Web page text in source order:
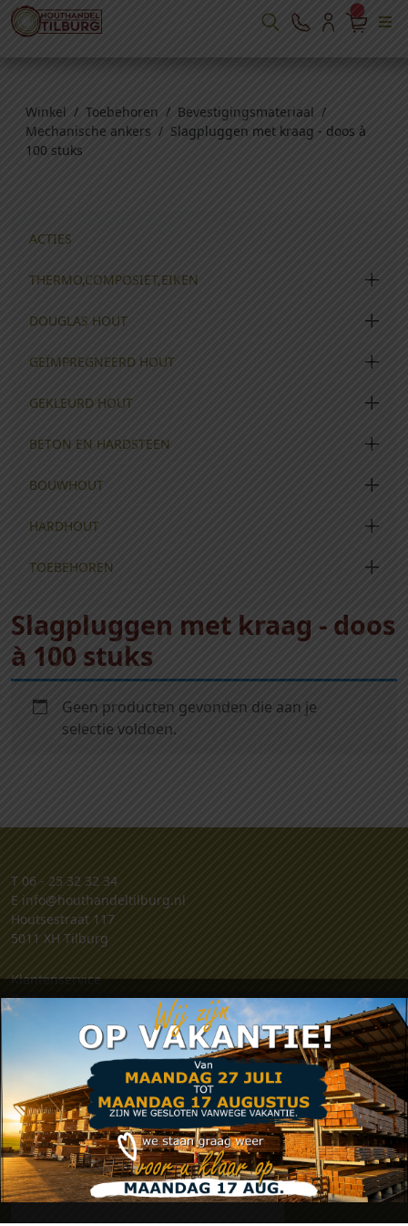
Winkel / Toebehoren / Bevestigingsmateriaal /
Mechanische ankers / Slagpluggen met kraag - doos à
100 stuks
ACTIES
THERMO,COMPOSIET,EIKEN
DOUGLAS HOUT
GEÏMPREGNEERD HOUT
GEKLEURD HOUT
BETON EN HARDSTEEN
BOUWHOUT
HARDHOUT
TOEBEHOREN
Slagpluggen met kraag - doos
à 100 stuks
Geen producten gevonden die aan je
selectie voldoen.
T 06 - 25 32 32 34
E info@houthandeltilburg.nl
Houtsestraat 117
5011 XH Tilburg
Klantenservice
Retouren
Klachten
Algemene voorwaarden
Privacy verklaring
Zakelijk account aanvragen
.